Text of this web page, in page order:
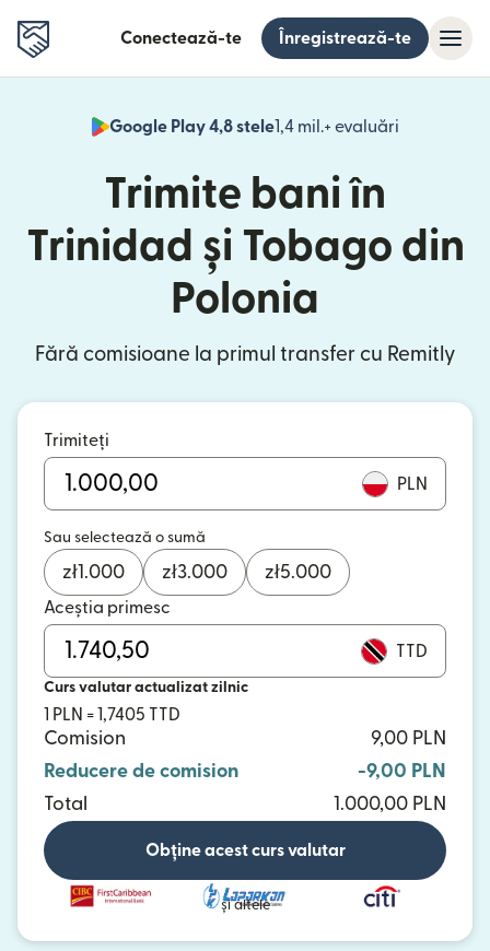
Conectează-te Înregistrează-te
Google Play 4,8 stele1,4 mil.+ evaluări
(se
Trimite bani în
Trinidad și Tobago din
Polonia
Fără comisioane la primul transfer cu Remitly
Trimiteți
PLN
Sau selectează o sumă
zł1.000 zł3.000 zł5.000
Aceștia primesc
TTD
Curs valutar actualizat zilnic
1 PLN = 1,7405 TTD
Comision
9,00 PLN
Reducere de comision
-9,00 PLN
Total
1.000,00 PLN
Obține acest curs valutar
și altele